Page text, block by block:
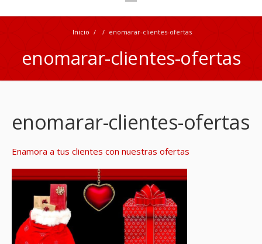
Inicio / / enomarar-clientes-ofertas
enomarar-clientes-ofertas
enomarar-clientes-ofertas
Enamora a tus clientes con nuestras ofertas